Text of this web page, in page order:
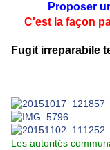
Proposer
C'est la façon
Fugit irreparabile
Les autorités